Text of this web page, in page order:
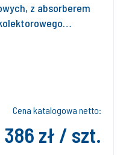
z absorberem
Cena katalogowa netto:
386 zł / szt.